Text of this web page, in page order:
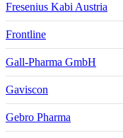
Fresenius Kabi Austria
Frontline
Gall-Pharma GmbH
Gaviscon
Gebro Pharma